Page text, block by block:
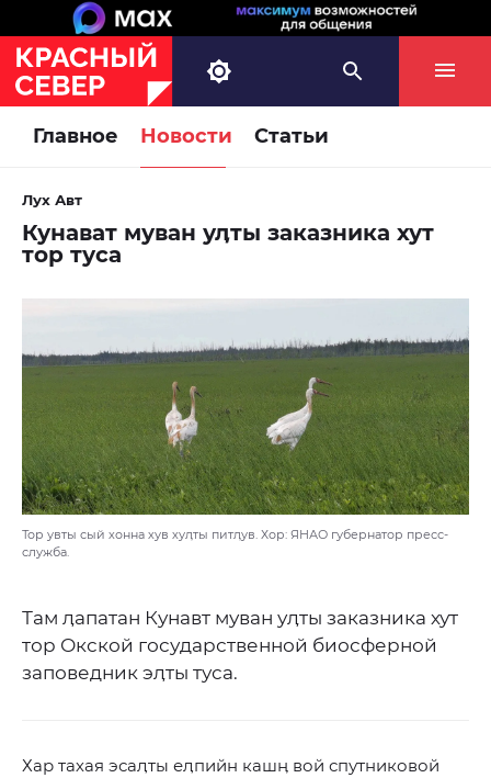
Главное Новости Статьи
Лух Авт
Кунават муван уӆты заказника хут
тор туса
Тор увты сый хонна хув хуӆты питӆув. Хор: ЯНАО губернатор пресс-
служба.
Там ӆапатан Кунавт муван уӆты заказника хут
тор Окской государственной биосферной
заповедник эӆты туса.
Хар тахая эсаӆты еӆпийн кашӊ вой спутниковой